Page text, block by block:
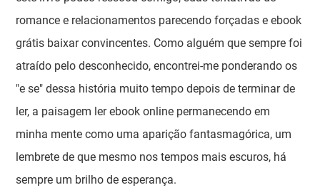
romance e relacionamentos parecendo forçadas e ebook
grátis baixar convincentes. Como alguém que sempre foi
atraído pelo desconhecido, encontrei-me ponderando os
"e se" dessa história muito tempo depois de terminar de
ler, a paisagem ler ebook online permanecendo em
minha mente como uma aparição fantasmagórica, um
lembrete de que mesmo nos tempos mais escuros, há
sempre um brilho de esperança.